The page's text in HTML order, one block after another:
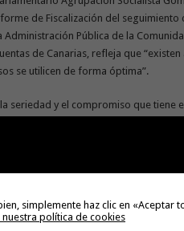
de Fiscalización del seguimiento
Pública de la
de Canarias, refleja que “existen
se utilicen de forma óptima”.
seriedad y el compromiso que tiene
que nos confían tanto del
con transferencias
de euros, lo que representa un 21%
simplemente haz clic en
nuestra política de cookies